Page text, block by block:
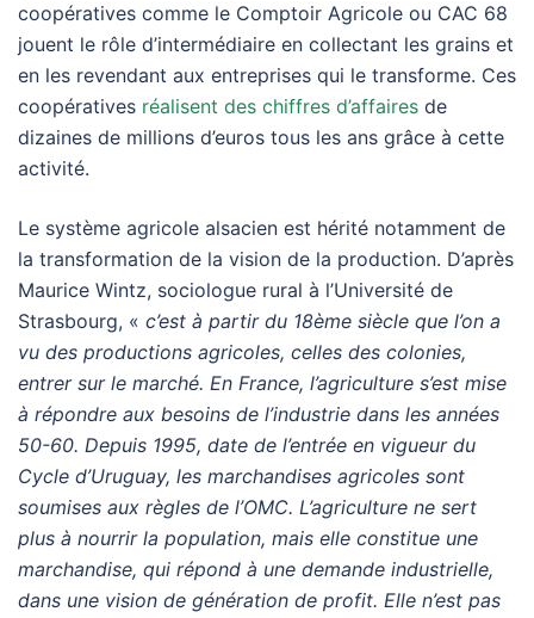
coopératives comme le Comptoir Agricole ou CAC 68
jouent le rôle d’intermédiaire en collectant les grains et
en les revendant aux entreprises qui le transforme. Ces
coopératives réalisent des chiffres d’affaires de
dizaines de millions d’euros tous les ans grâce à cette
activité.
Le système agricole alsacien est hérité notamment de
la transformation de la vision de la production. D’après
Maurice Wintz, sociologue rural à l’Université de
Strasbourg, « c’est à partir du 18ème siècle que l’on a
vu des productions agricoles, celles des colonies,
entrer sur le marché. En France, l’agriculture s’est mise
à répondre aux besoins de l’industrie dans les années
50-60. Depuis 1995, date de l’entrée en vigueur du
Cycle d’Uruguay, les marchandises agricoles sont
soumises aux règles de l’OMC. L’agriculture ne sert
plus à nourrir la population, mais elle constitue une
marchandise, qui répond à une demande industrielle,
dans une vision de génération de profit. Elle n’est pas